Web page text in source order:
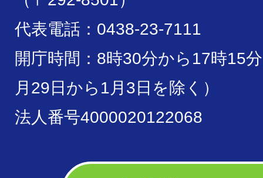
代表電話：0438-23-7111
開庁時間：8時30分から17時15
月29日から1月3日を除く）
法人番号4000020122068